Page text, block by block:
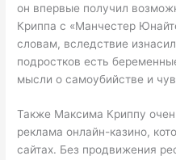
он впервые получил
Криппа с «Манчестер
словам, вследствие
подростков есть
мысли о самоубийстве и
Также Максима Криппу
реклама онлайн-казино,
сайтах. Без продвижения